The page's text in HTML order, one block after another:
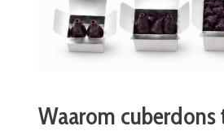
Waarom cuberdons